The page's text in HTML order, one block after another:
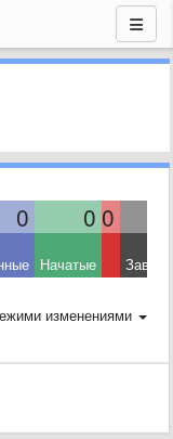
0 0 0
Начатые
изменениями